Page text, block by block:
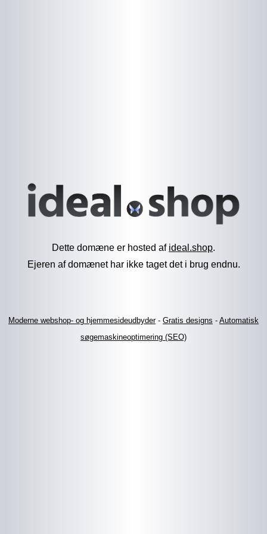
Dette domæne er hosted af ideal.shop.
Ejeren af domænet har ikke taget det i brug endnu.
Moderne webshop- og hjemmesideudbyder- Gratis designs - Automatisk
søgemaskineoptimering (SEO)